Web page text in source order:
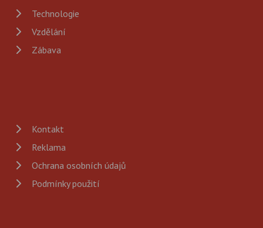
Technologie
Vzdělání
Zábava
Kontakt
Reklama
Ochrana osobních údajů
Podmínky použití